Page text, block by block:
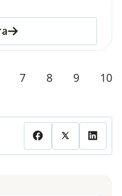
7 8 9 10